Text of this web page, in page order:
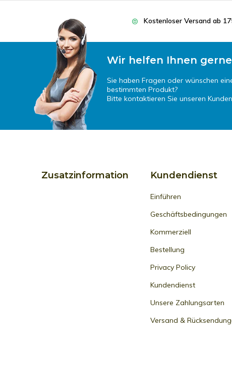
Kostenloser Versand ab
Wir helfen Ihnen
Sie haben Fragen oder wünschen
bestimmten Produkt?
Bitte kontaktieren Sie unseren
Zusatzinformation Kundendienst
Einführen
Geschäftsbedingungen
Kommerziell
Bestellung
Privacy Policy
Kundendienst
Unsere Zahlungsarten
Versand &